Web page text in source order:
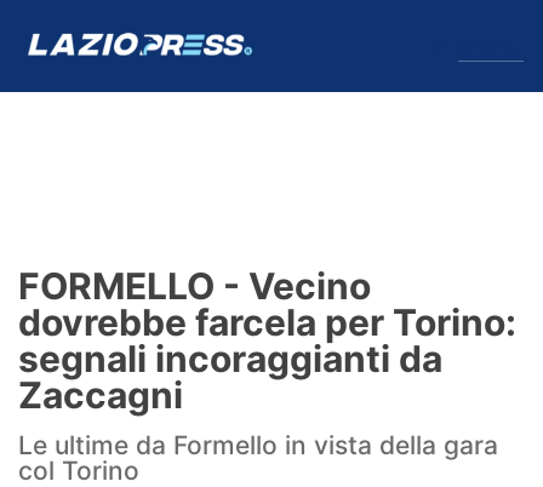
Formello
Infortuni
Primavera
Calciomercato
FORMELLO - Vecino
dovrebbe farcela per Torino:
segnali incoraggianti da
Zaccagni
Le ultime da Formello in vista della gara
col Torino